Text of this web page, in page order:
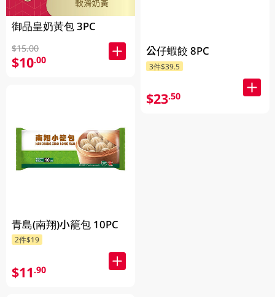
御品皇奶黃包 3PC
$15.00
$10.00
青島(南翔)小籠包 10PC
2件$19
$11.90
公仔蝦餃 8PC
3件$39.5
$23.50